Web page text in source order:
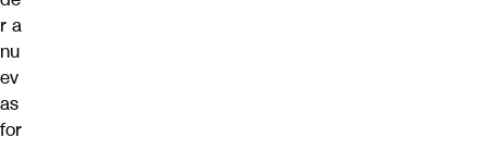
r a
nu
ev
as
for